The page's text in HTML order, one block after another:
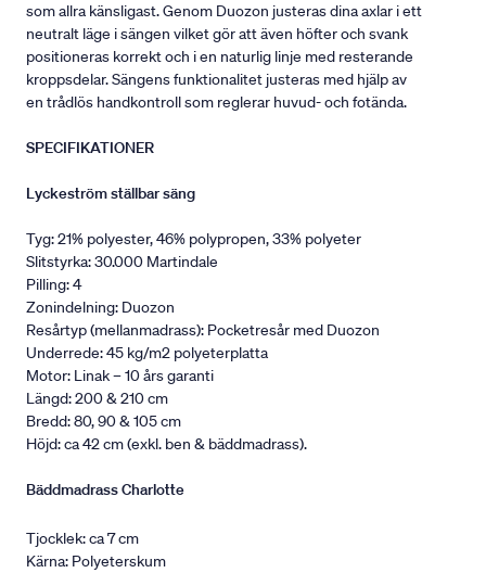
som allra känsligast. Genom Duozon justeras dina axlar i ett
neutralt läge i sängen vilket gör att även höfter och svank
positioneras korrekt och i en naturlig linje med resterande
kroppsdelar. Sängens funktionalitet justeras med hjälp av
en trådlös handkontroll som reglerar huvud- och fotända.
SPECIFIKATIONER
Lyckeström ställbar säng
Tyg: 21% polyester, 46% polypropen, 33% polyeter
Slitstyrka: 30.000 Martindale
Pilling: 4
Zonindelning: Duozon
Resårtyp (mellanmadrass): Pocketresår med Duozon
Underrede: 45 kg/m2 polyeterplatta
Motor: Linak – 10 års garanti
Längd: 200 & 210 cm
Bredd: 80, 90 & 105 cm
Höjd: ca 42 cm (exkl. ben & bäddmadrass).
Bäddmadrass Charlotte
Tjocklek: ca 7 cm
Kärna: Polyeterskum